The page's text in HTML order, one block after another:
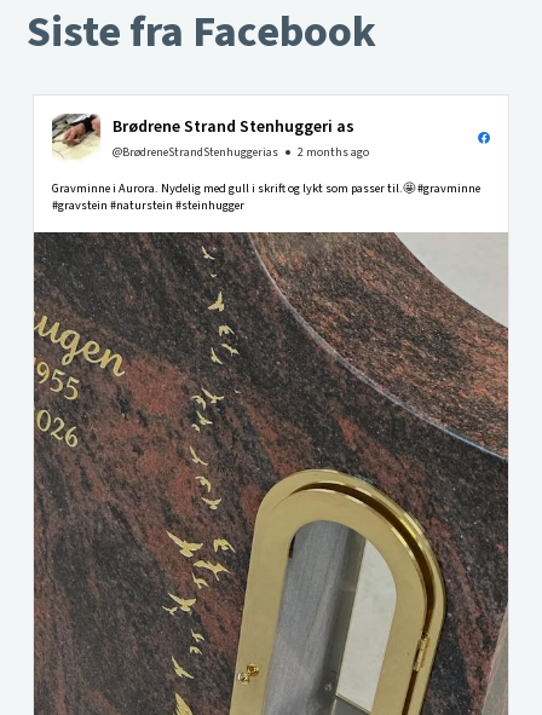
Siste fra Facebook
Brødrene Strand Stenhuggeri as
@BrødreneStrandStenhuggerias 2 months ago
Gravminne i Aurora. Nydelig med gull i skrift og lykt som passer til.🤩 #gravminne
#gravstein #naturstein #steinhugger